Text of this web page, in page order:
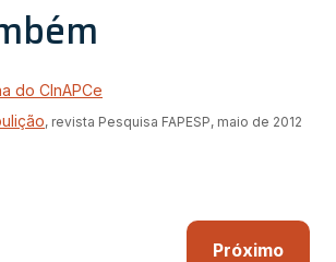
do CInAPCe
, revista Pesquisa FAPESP, maio de 2012
Próximo